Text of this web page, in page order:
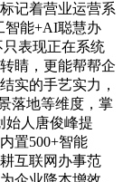
记着营业运营系
智能+AI聪慧办
只表现正在系统
睛，更能帮帮企
实的手艺实力，
落地等维度，掌
始人唐俊峰提
置500+智能
互联网办事范